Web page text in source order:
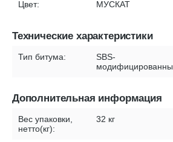
Цвет: МУСКАТ
Технические характеристики
Тип битума:
SBS-
Дополнительная информация
Вес упаковки,
нетто(кг):
32 кг